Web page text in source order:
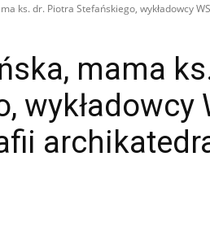
ks. dr. Piotra Stefańskiego, wykładowcy
mama
wykładowcy